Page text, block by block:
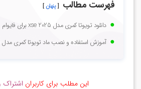
فهرست مطالب پنهان
دانلود تویوتا کمری مدل xse 2025 برای فایوام
آموزش استفاده و نصب ماد تویوتا کمری مدل xse 2025 برای فایوام
این مطلب برای کاربران اشتراک